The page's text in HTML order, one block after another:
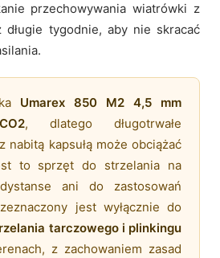
przechowywania wiatrówki z
długie tygodnie, aby nie skracać
Umarex 850 M2 4,5 mm
CO2, dlatego długotrwałe
nabitą kapsułą może obciążać
to sprzęt do strzelania na
ani do zastosowań
jest wyłącznie do
tarczowego i plinkingu
z zachowaniem zasad